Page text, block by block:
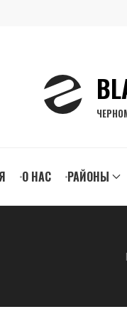
О НАС РАЙОНЫ